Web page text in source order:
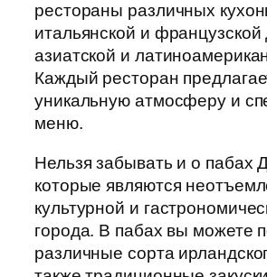
рестораны различных
итальянской и французской
азиатской и
Каждый ресторан
уникальную атмосферу и
меню.
Нельзя забывать и о пабах
которые являются
культурной и
города. В пабах вы можете
различные сорта